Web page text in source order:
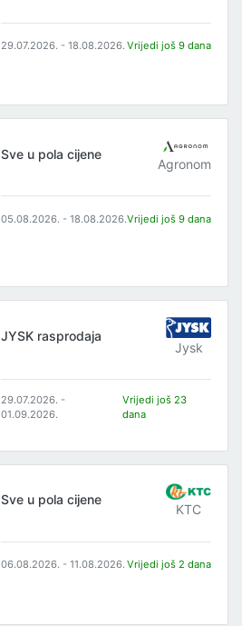
29.07.2026. - 18.08.2026. Vrijedi još 9 dana
Sve u pola cijene
Agronom
05.08.2026. - 18.08.2026.Vrijedi još 9 dana
JYSK rasprodaja
Jysk
29.07.2026. -
01.09.2026.
Vrijedi još 23
dana
Sve u pola cijene
KTC
06.08.2026. - 11.08.2026. Vrijedi još 2 dana